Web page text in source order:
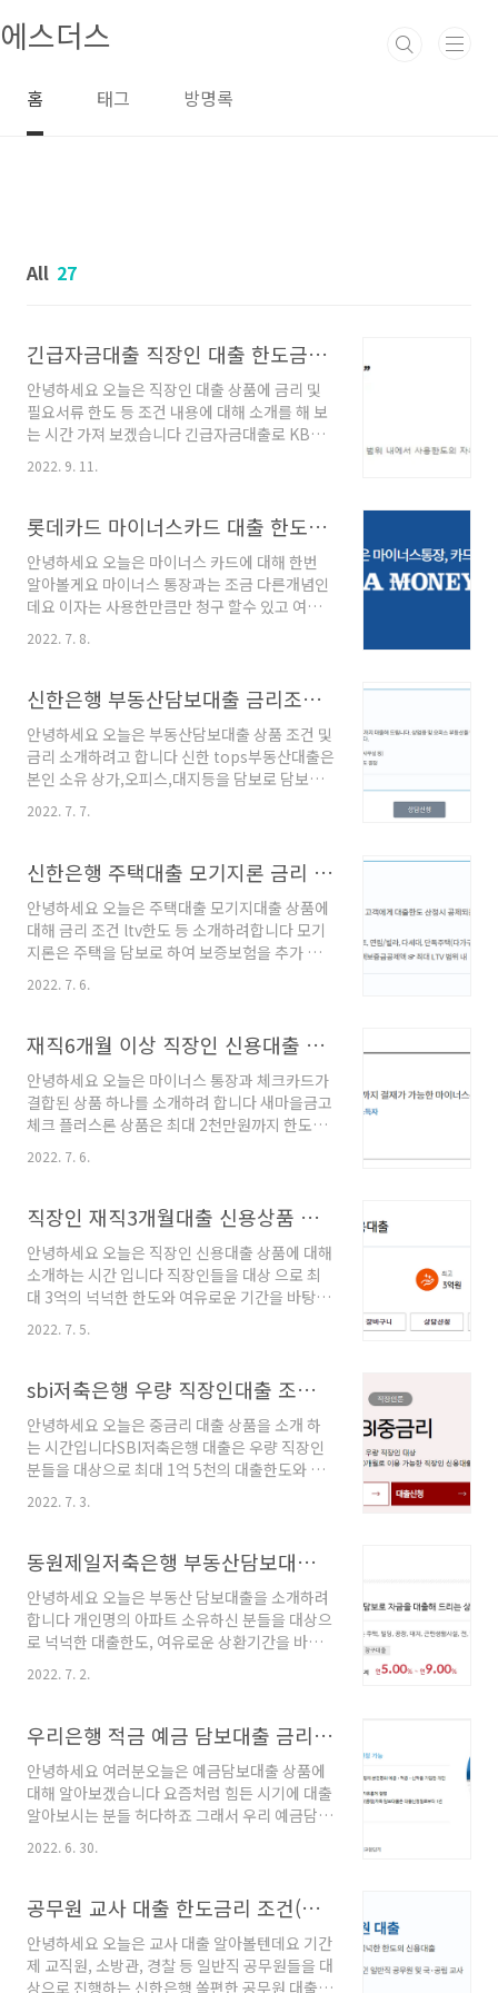
에스더스
홈 태그 방명록
All 27
긴급자금대출 직장인 대출 한도금리 조건서류 (KB국민은행 우리금융 하나캐피탈)
안녕하세요 오늘은 직장인 대출 상품에 금리 및
필요서류 한도 등 조건 내용에 대해 소개를 해 보
는 시간 가져 보겠습니다 긴급자금대출로 KB국
민은행, 우리금융캐피탈, 하나캐피탈 상품으로
세 가지 알아봤습니다 요즘들어 개인 대출률이
따라서 넉넉한 한도와 안정적인 기간 으로 대출
https://obank.kbstar.com/quics?
page=C103482 대출대상 만19세 이상 내국인
고객 소득 증빙 투명한 자 기타 은행 심사에 적격
인 분 대출한도 최대 3억원까지 가능 (한도 차이
액이 틀려지는 상품입니다 또한 재직기간 3개..
2022. 9. 11.
롯데카드 마이너스카드 대출 한도조건
안녕하세요 오늘은 마이너스 카드에 대해 한번
알아볼게요 마이너스 통장과는 조금 다른개념인
데요 이자는 사용한만큼만 청구 할수 있고 여러
번 이용해도 1건만 신청이 되므로 신용도 관리에
아주 유용한 서비스입니다 한도내에서 자유롭게
너스카드 은행은 마이너스통장! 카드는 마이너스
사기준을 통과하는 고객 서울보증보험 증권 발급
가능고객 이용한도 ) 고객의 개인 신용등급에 따
라 최소 10만원부터 사용가능 이용기간) 신청일
로 부터 365일 경과후 돌아오는 첫결제일 까지
12개월까지 적용가능 만기연장 신청 가능 신청
은 롯..
2022. 7. 8.
신한은행 부동산담보대출 금리조건 기간30년 나대지, 상가오피스
안녕하세요 오늘은 부동산담보대출 상품 조건 및
금리 소개하려고 합니다 신한 tops부동산대출은
본인 소유 상가,오피스,대지등을 담보로 담보가
내에서 한도를 정하여 30년의 여유로운 상환기
간으로 자금을 대출해주는 상품이라고 할 수 있
산, 나대지 등을 담보로 최장기간 30년까지 대출
진행가능합니다. 대출대상) 만19세 이상 내국인
고객 본인명의 상가,오피스,주택등을 소유한 고
객 재직,소득 증빙이 가능하신 근로 고객 대출기
간) 최장30년까지 연장 가능합니다 대출금리) 최
저 3.13 % 의 연평균 금리 (개인별로 금리 차이
주택대출 모기지론 금리 LTV조건 소개 안녕하
세..
2022. 7. 7.
신한은행 주택대출 모기지론 금리 LTV조건 소개
안녕하세요 오늘은 주택대출 모기지대출 상품에
대해 금리 조건 ltv한도 등 소개하려합니다 모기
지론은 주택을 담보로 하여 보증보험을 추가 담
환기간으로 확대 시킬수 있는 상품이라고 할 수
수 있겠죠 신한 플러스 모기지론 대출대상) 만19
세이상 내국 거주 고객 주택 담보로 할 수 있는 주
택 소유자 재직및 소득 증빙 가능하신 고객 대출
기간) 최장10년까지 가능합니다 대출금리)
3.89%의 연평균 최저 금리 대출한도) 담보기준
가 X 정규담보비율 - 선순위채권 + 소액보증금공
대상지역 LTV50%, 비규제지역 LTV70%, 생애
최초주..
2022. 7. 6.
재직6개월 이상 직장인 신용대출 한도금리 조건
안녕하세요 오늘은 마이너스 통장과 체크카드가
결합된 상품 하나를 소개하려 합니다 새마을금고
체크 플러스론 상품은 최대 2천만원까지 한도가
수 있는 상품이라고 할 수 있는데요 재직 6개월
상품입니다 조건 금리 한도 내용 살펴보도록 하
겠습니다. 새마을금고 체크플러스론 신용대출 대
출대상) 만19세 이상 내국인 고객 소득과 재직이
증빙 가능하신 급여소득자 재직 6개월이상 되신
직장인 고객 대출기간) 1년부터 5년까지 가능한
상품 대출한도) 최대 2천만원까지 가능합니다
시면 됩니다) 고객별로 한도와 금리가 다르게 설
정 되는 상품이니..
2022. 7. 6.
직장인 재직3개월대출 신용상품 한도금리 조건 안내
안녕하세요 오늘은 직장인 신용대출 상품에 대해
소개하는 시간 입니다 직장인들을 대상 으로 최
대 3억의 넉넉한 한도와 여유로운 기간을 바탕으
로 목돈 필요한 직장인 고객 분들에게 대출 해주
는 상품입니다. 재직3개월대출 가능한 직장인신
하겠습니다 KB직장인 신용대출 대출대상 19세
기타 국민은행 기준 충족 고객 재직기간 3개월 이
상 당행 선정 우량 직장인 재직기간 6개월 이상
일반 직장인 정규직 공무원(최종합격자 포함), 군
인(중사 이상), 교사는 재직기간 관계없음 대출기
금리 연평균 최고 4.16%의 금리 (개인에 따라..
2022. 7. 5.
sbi저축은행 우량 직장인대출 조건 한도1.5억 기간10년
안녕하세요 오늘은 중금리 대출 상품을 소개 하
는 시간입니다SBI저축은행 대출은 우량 직장인
분들을 대상으로 최대 1억 5천의 대출한도와 넉
넉한 10년의 상환 기간으로 요즘같이 어려운 시
기에 대출을 알아보는 분들에게 적극 추천하는
이상 내국인 고객 재직및 소득 증빙 가능하신 고
대 1억5천만원까지 가능합니다 (개인별로 다르
게 적용) 대출기간) 최장10년까지 가능합니다 대
출금리) 연 5.9~14.3% 의 평균 금리 (개인마다
차이 있습니다) 개인에 따라서 금리와 한도가 다
개인에 따라서 대출거부가 되는 경우가 생기기도
2022. 7. 3.
동원제일저축은행 부동산담보대출 조건소개
안녕하세요 오늘은 부동산 담보대출을 소개하려
합니다 개인명의 아파트 소유하신 분들을 대상으
로 넉넉한 대출한도, 여유로운 상환기간을 바탕
으로 목돈이 필요하신 분들에게 대출을 해주는
상품 입니다 동원제일저축은행 부동산담보대출
소유 고객 기타 은행 기준 만족하는 고객 대출한
도) KB감정가 90% 이내 (개인별로 한도가 다르
게 적용) 대출금리) 연 평균 5~9%의 금리 (개인
에 따라 금리 차등 적용) 대출기간) 1년부터 5년
까지 가능 합니다 개인에 따라 대출 한도 및 금리
가 다르게 적용이 되는 상품입니다(개인등급,부
경우가 많이 생긴다고 하니 이점 알고 계셔야 하
는 부분 입..
2022. 7. 2.
우리은행 적금 예금 담보대출 금리 한도 조건
안녕하세요 여러분오늘은 예금담보대출 상품에
대해 알아보겠습니다 요즘처럼 힘든 시기에 대출
알아보시는 분들 허다하죠 그래서 우리 예금담보
자유롭게 대출기간을 설정할 수 있는 여유로운
대출 조건 대출대상 ) 19세이상 내국인 거주자로
우리은행에 본인명의 예/적금 신탁을 둔 개인 및
사업자 만기일이 경과된계좌 , 타인신탁계좌는
불가능합니다 펀드 및 외화상품은 제외 됩니다
2022. 6. 30.
공무원 교사 대출 한도금리 조건(기간제 교직원, 경찰, 소방관 등)
안녕하세요 오늘은 교사 대출 알아볼텐데요 기간
제 교직원, 소방관, 경찰 등 일반직 공무원들을 대
상으로 진행하는 신한은행 쏠편한 공무원 대출